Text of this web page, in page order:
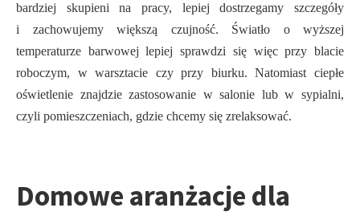
bardziej skupieni na pracy, lepiej dostrzegamy szczegóły
i zachowujemy większą czujność. Światło o wyższej
temperaturze barwowej lepiej sprawdzi się więc przy blacie
roboczym, w warsztacie czy przy biurku. Natomiast ciepłe
oświetlenie znajdzie zastosowanie w salonie lub w sypialni,
czyli pomieszczeniach, gdzie chcemy się zrelaksować.
Domowe aranżacje dla